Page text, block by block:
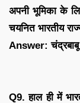
अपनी भूमिका के
चयनित भारतीय
Answer: चंद्रबाबू
Q9. हाल ही में